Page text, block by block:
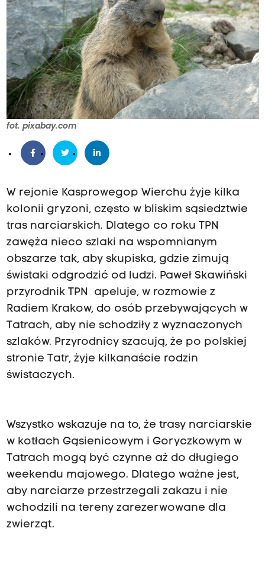
fot. pixabay.com
W rejonie Kasprowegop Wierchu żyje kilka
kolonii gryzoni, często w bliskim sąsiedztwie
tras narciarskich. Dlatego co roku TPN
zawęża nieco szlaki na wspomnianym
obszarze tak, aby skupiska, gdzie zimują
świstaki odgrodzić od ludzi. Paweł Skawiński
przyrodnik TPN apeluje, w rozmowie z
Radiem Krakow, do osób przebywających w
Tatrach, aby nie schodziły z wyznaczonych
szlaków. Przyrodnicy szacują, że po polskiej
stronie Tatr, żyje kilkanaście rodzin
świstaczych.
Wszystko wskazuje na to, że trasy narciarskie
w kotłach Gąsienicowym i Goryczkowym w
Tatrach mogą być czynne aż do długiego
weekendu majowego. Dlatego ważne jest,
aby narciarze przestrzegali zakazu i nie
wchodzili na tereny zarezerwowane dla
zwierząt.